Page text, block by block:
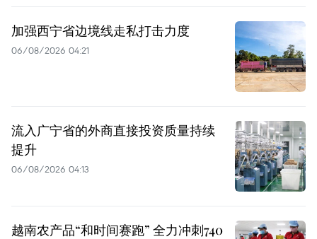
加强西宁省边境线走私打击力度
06/08/2026 04:21
流入广宁省的外商直接投资质量持续
提升
06/08/2026 04:13
越南农产品“和时间赛跑” 全力冲刺740